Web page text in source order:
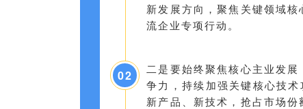
新发展方向，聚焦关键领域
流企业专项行动。
02
二是要始终聚焦核心主业发
争力，持续加强关键核心技
新产品、新技术，抢占市场